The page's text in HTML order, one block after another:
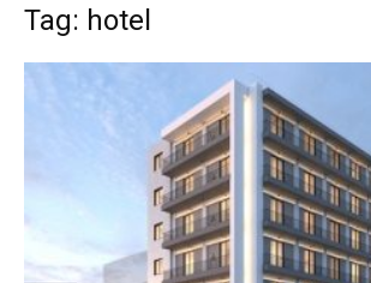
Tag: hotel